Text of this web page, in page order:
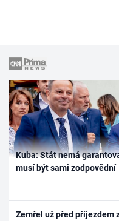
Kuba: Stát nemá
musí být sami zodpovědní
Zemřel už před příjezdem